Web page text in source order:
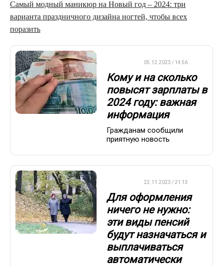
Самый модный маникюр на Новый год – 2024: три
варианта праздничного дизайна ногтей, чтобы всех
поразить
05.12.2023 / 14:56
Кому и на сколько
повысят зарплаты в
2024 году: важная
информация
Гражданам сообщили
приятную новость
22.11.2023 / 21:13
Для оформления
ничего не нужно:
эти виды пенсий
будут назначаться и
выплачиваться
автоматически